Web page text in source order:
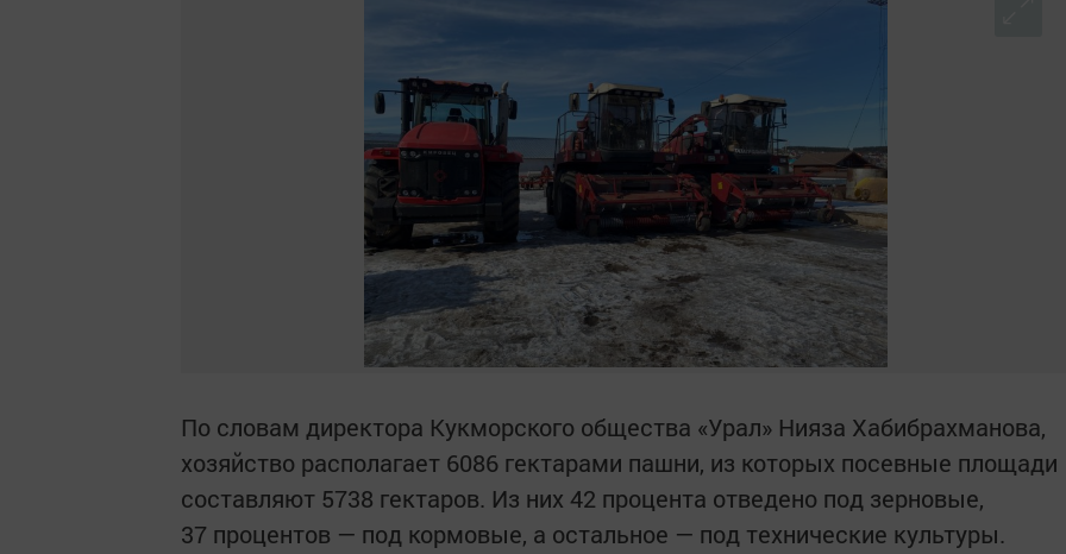
По словам директора Кукморского общества «Урал» Нияза Хабибрахманова,
хозяйство располагает 6086 гектарами пашни, из которых посевные площади
составляют 5738 гектаров. Из них 42 процента отведено под зерновые,
37 процентов — под кормовые, а остальное — под технические культуры.